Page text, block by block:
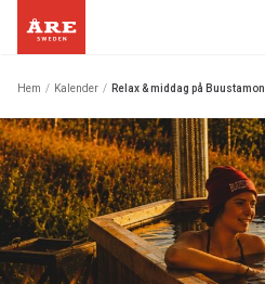
Hem / Kalender / Relax & middag på Buustamon